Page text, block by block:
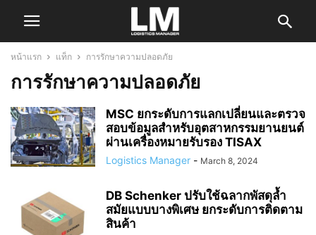
หน้าแรก แท็ก การรักษาความปลอดภัย
การรักษาความปลอดภัย
MSC ยกระดับการแลกเปลี่ยนและตรวจ
สอบข้อมูลสำหรับอุตสาหกรรมยานยนต์
ผ่านเครื่องหมายรับรอง TISAX
Logistics Manager - March 8, 2024
DB Schenker ปรับใช้ฉลากพัสดุล้ำ
สมัยแบบบางพิเศษ ยกระดับการติดตาม
สินค้า